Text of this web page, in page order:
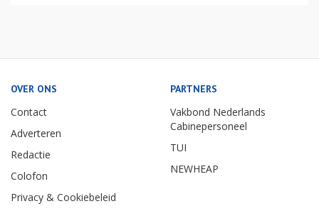
OVER ONS
Contact
Adverteren
Redactie
Colofon
Privacy & Cookiebeleid
PARTNERS
Vakbond Nederlands
Cabinepersoneel
TUI
NEWHEAP